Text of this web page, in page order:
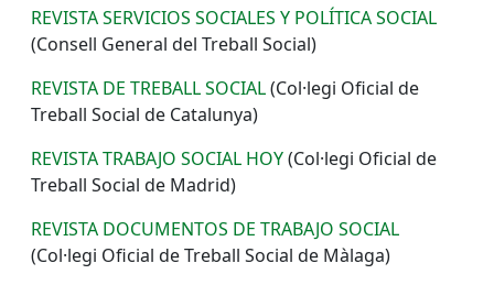
REVISTA SERVICIOS SOCIALES Y POLÍTICA SOCIAL
(Consell General del Treball Social)
REVISTA DE TREBALL SOCIAL(Col·legi Oficial de
Treball Social de Catalunya)
REVISTA TRABAJO SOCIAL HOY(Col·legi Oficial de
Treball Social de Madrid)
REVISTA DOCUMENTOS DE TRABAJO SOCIAL
(Col·legi Oficial de Treball Social de Màlaga)